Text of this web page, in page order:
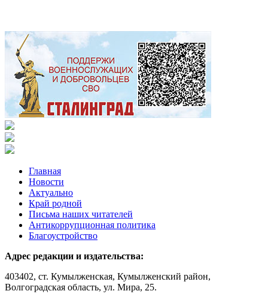
Главная
Новости
Актуально
Край родной
Письма наших читателей
Антикоррупционная политика
Благоустройство
Адрес редакции и издательства:
403402, ст. Кумылженская, Кумылженский район,
Волгоградская область, ул. Мира, 25.